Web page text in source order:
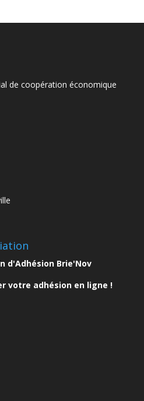
d'Adhésion Brie'Nov
votre adhésion en ligne !